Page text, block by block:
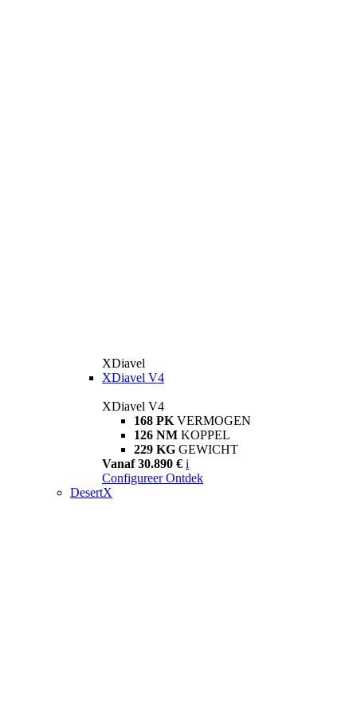
XDiavel
XDiavel V4
XDiavel V4
168 PK VERMOGEN
126 NM KOPPEL
229 KG GEWICHT
Vanaf 30.890 € i
Configureer Ontdek
DesertX